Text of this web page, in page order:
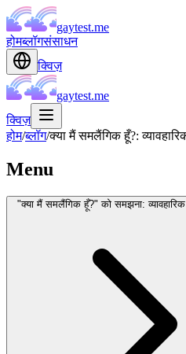
gaytest.me
होमब्लॉगसंसाधन
क्विज़
gaytest.me
क्विज़
होम/ब्लॉग/क्या मैं समलैंगिक हूँ?:
Menu
"क्या मैं समलैंगिक हूँ?" को समझना: व्यावहारिक